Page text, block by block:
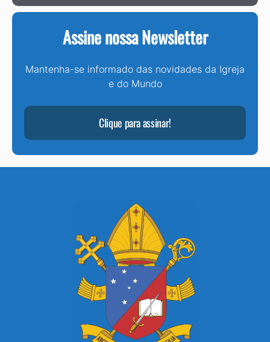
Assine nossa Newsletter
Mantenha-se informado das novidades da Igreja
e do Mundo
Clique para assinar!